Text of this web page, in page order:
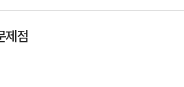
제점